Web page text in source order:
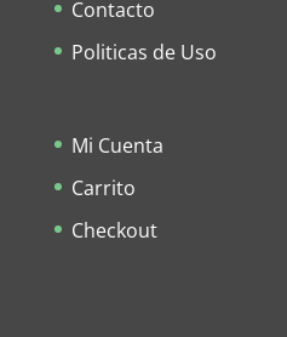
Contacto
Politicas de Uso
Mi Cuenta
Carrito
Checkout